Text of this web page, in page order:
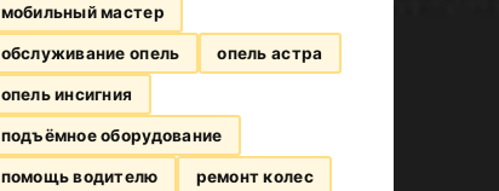
мобильный мастер
обслуживание опель опель астра
опель инсигния
подъёмное оборудование
помощь водителю ремонт колес